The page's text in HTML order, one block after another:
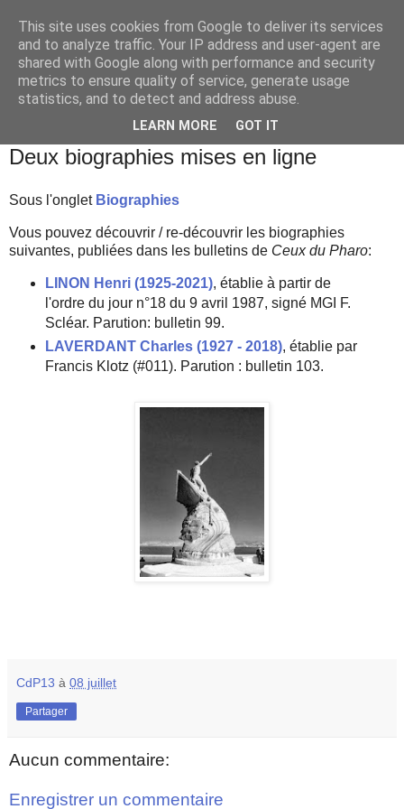
Deux biographies mises en ligne
Sous l'onglet Biographies
Vous pouvez découvrir / re-découvrir les biographies
suivantes, publiées dans les bulletins de Ceux du Pharo:
LINON Henri (1925-2021), établie à partir de
l'ordre du jour n°18 du 9 avril 1987, signé MGI F.
Scléar. Parution: bulletin 99.
LAVERDANT Charles (1927 - 2018), établie par
Francis Klotz (#011). Parution : bulletin 103.
CdP13 à 08 juillet
Partager
Aucun commentaire:
Enregistrer un commentaire
This site uses cookies from Google to deliver its services
and to analyze traffic. Your IP address and user-agent are
shared with Google along with performance and security
metrics to ensure quality of service, generate usage
statistics, and to detect and address abuse.
LEARN MORE GOT IT